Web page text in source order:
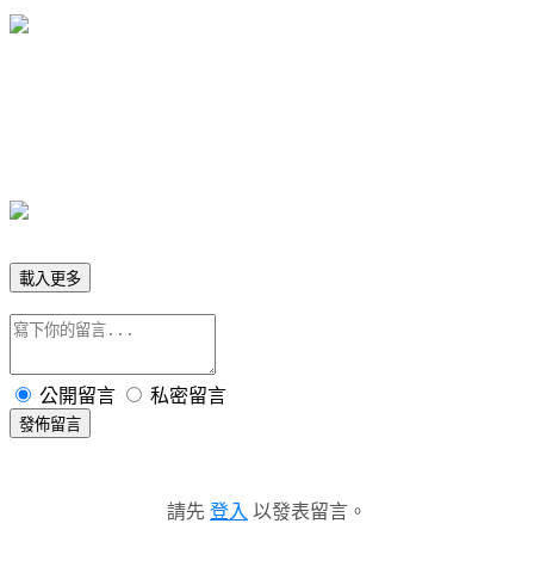
載入更多
公開留言 私密留言
發佈留言
請先 登入 以發表留言。